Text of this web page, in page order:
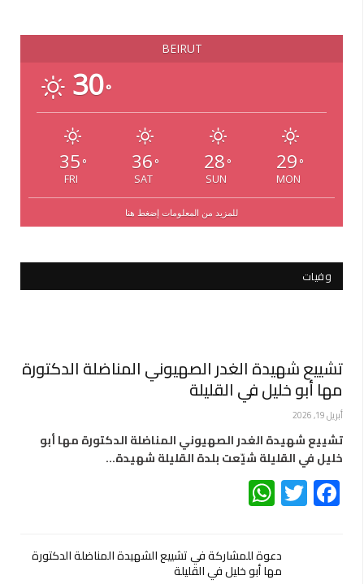
BEIRUT
30°
35 °
FRI
36 °
SAT
28 °
SUN
29 °
MON
للمزيد من المعلومات إضغط هنا
وفيات
تشييع شهيدة الغدر الصهيوني المناضلة الدكتورة
مها أبو خليل في القليلة
أبريل 19, 2026
تشييع شهيدة الغدر الصهيوني المناضلة الدكتورة مها أبو
خليل في القليلة شيّعت بلدة القليلة شهيدة…
Facebook
Twitter
دعوة للمشاركة في تشييع الشهيدة المناضلة الدكتورة
مها أبو خليل في القليلة